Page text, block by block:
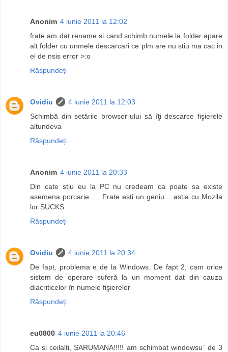
Anonim 4 iunie 2011 la 12:02
frate am dat rename si cand schimb numele la folder apare
alt folder cu unmele descarcari ce plm are nu stiu ma cac in
el de nsis error >:o
Răspundeți
Ovidiu
4 iunie 2011 la 12:03
Schimbă din setările browser-ului să îţi descarce fişierele
altundeva
Răspundeți
Anonim 4 iunie 2011 la 20:33
Din cate stiu eu la PC nu credeam ca poate sa existe
asemena porcarie..... Frate esti un geniu... astia cu Mozila
lor SUCKS
Răspundeți
Ovidiu
4 iunie 2011 la 20:34
De fapt, problema e de la Windows. De fapt 2, cam orice
sistem de operare suferă la un moment dat din cauza
diacriticelor în numele fişierelor
Răspundeți
eu0800 4 iunie 2011 la 20:46
Ca si ceilalti, SARUMANA!!!!! am schimbat windowsu` de 3